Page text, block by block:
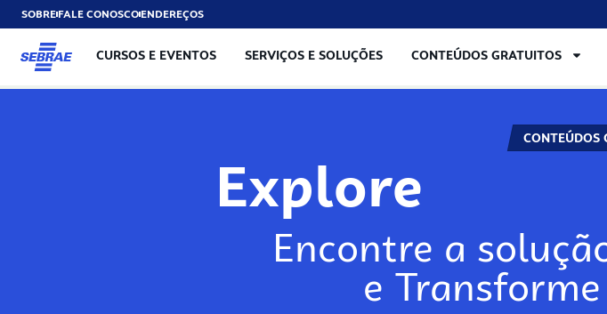
SOBREFALE CONOSCOENDEREÇOS
CURSOS E EVENTOS SERVIÇOS E SOLUÇÕES CONTEÚDOS GRATUITOS
CONTEÚDOS
Explore
Encontre a
e